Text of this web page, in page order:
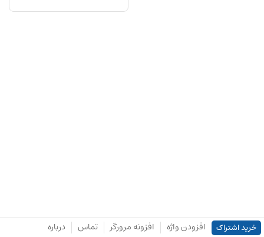
خرید اشتراک افزودن واژه افزونه مرورگر تماس درباره